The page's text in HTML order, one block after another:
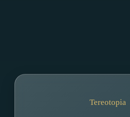
Tereotopia